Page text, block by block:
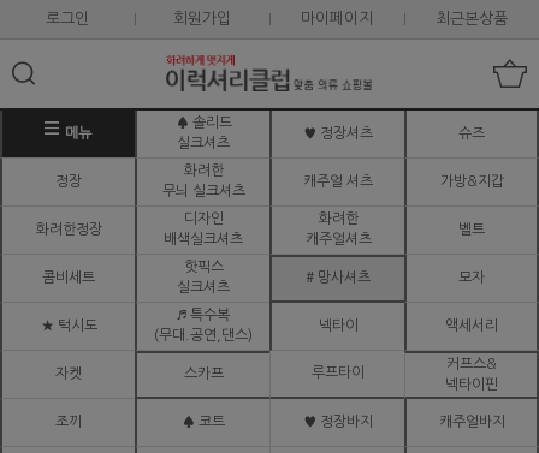
로그인 회원가입 마이페이지 최근본상품
메뉴
♠ 솔리드
실크셔츠
♥ 정장셔츠 슈즈
정장
화려한
무늬 실크셔츠
캐주얼 셔츠 가방&지갑
화려한정장
디자인
배색실크셔츠
화려한
캐주얼셔츠
벨트
콤비세트
핫픽스
실크셔츠
# 망사셔츠 모자
★ 턱시도
♬ 특수복
(무대.공연,댄스)
넥타이 액세서리
자켓 스카프 루프타이
커프스&
넥타이핀
조끼 ♠ 코트 ♥ 정장바지 캐주얼바지